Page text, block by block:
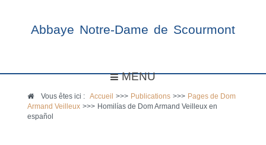
Abbaye Notre-Dame de Scourmont
MENU
Vous êtes ici :Accueil >>> Publications >>> Pages de Dom
Armand Veilleux >>> Homilías de Dom Armand Veilleux en
español